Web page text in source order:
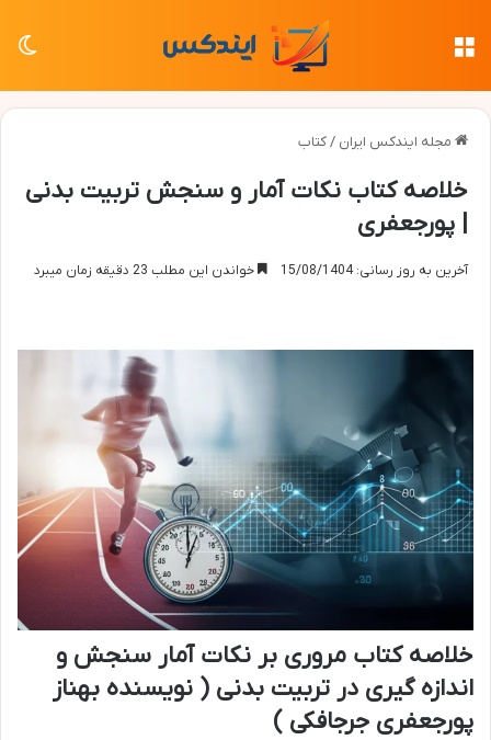
مجله ایندکس ایران /کتاب
خلاصه کتاب نکات آمار و سنجش تربیت بدنی
| پورجعفری
آخرین به روز رسانی: 15/08/1404 خواندن این مطلب 23 دقیقه زمان میبرد
خلاصه کتاب مروری بر نکات آمار سنجش و
اندازه گیری در تربیت بدنی ( نویسنده بهناز
پورجعفری جرجافکی )